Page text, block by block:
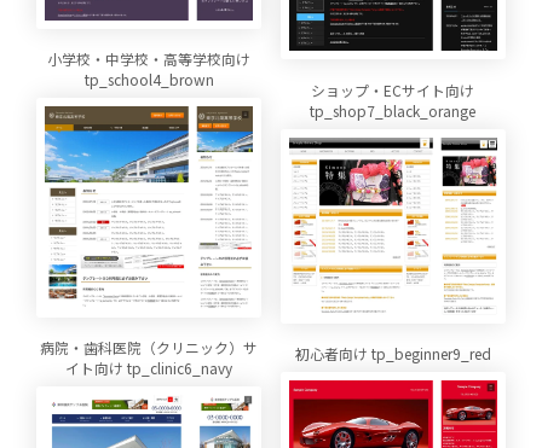
小学校・中学校・高等学校向け
tp_school4_brown
ショップ・ECサイト向け
tp_shop7_black_orange
病院・歯科医院（クリニック）サ
イト向け tp_clinic6_navy
初心者向け tp_beginner9_red